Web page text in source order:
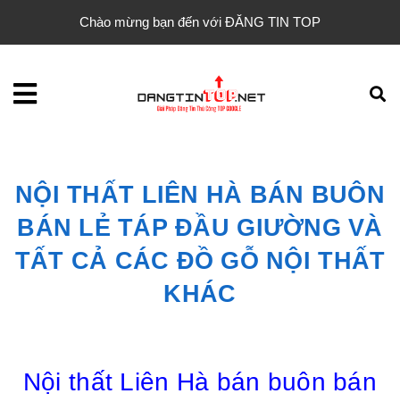
Chào mừng bạn đến với ĐĂNG TIN TOP
NỘI THẤT LIÊN HÀ BÁN BUÔN
BÁN LẺ TÁP ĐẦU GIƯỜNG VÀ
TẤT CẢ CÁC ĐỒ GỖ NỘI THẤT
KHÁC
Nội thất Liên Hà bán buôn bán